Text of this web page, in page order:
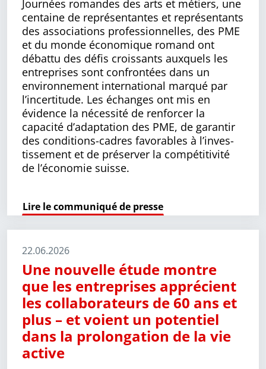
Journées romandes des arts et métiers, une
centaine de représentantes et représentants
des associations profes­sion­nelles, des PME
et du monde économique romand ont
débattu des défis croissants auxquels les
entreprises sont confrontées dans un
environnement international mar­qué par
l’incertitude. Les échanges ont mis en
évidence la nécessité de renforcer la
capacité d’adaptation des PME, de garantir
des conditions-cadres favorables à l’inves­
tissement et de préserver la compétitivité
de l’économie suisse.
Lire le communiqué de presse
22.06.2026
Une nouvelle étude montre
que les entreprises apprécient
les collaborateurs de 60 ans et
plus – et voient un potentiel
dans la prolongation de la vie
active